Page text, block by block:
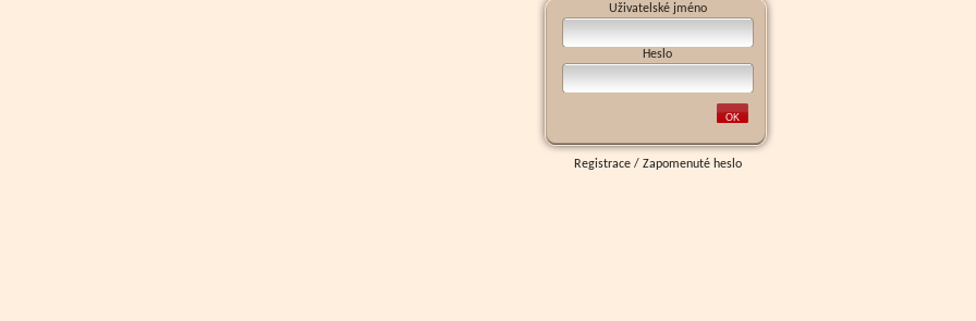
Uživatelské jméno
Heslo
Registrace/ Zapomenuté heslo